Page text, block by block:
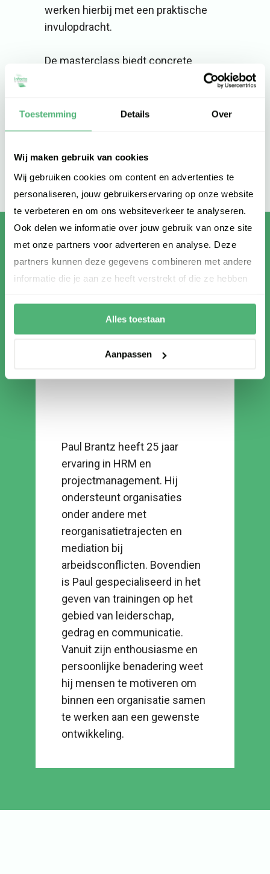
Toestemming Details Over
Wij maken gebruik van cookies
Wij gebruiken cookies om content en advertenties te
personaliseren, jouw gebruikerservaring op onze website
te verbeteren en om ons websiteverkeer te analyseren.
Ook delen we informatie over jouw gebruik van onze site
met onze partners voor adverteren en analyse. Deze
partners kunnen deze gegevens combineren met andere
informatie die je aan ze heeft verstrekt of die ze hebben
Alles toestaan
Aanpassen
werken hierbij met een praktische
invulopdracht.
De masterclass biedt concrete
handvatten om verzuim vanaf dag
pakken.
Gastspreker:
Paul Brantz
Paul Brantz heeft 25 jaar
ervaring in HRM en
projectmanagement. Hij
ondersteunt organisaties
onder andere met
reorganisatietrajecten en
mediation bij
arbeidsconflicten. Bovendien
is Paul gespecialiseerd in het
geven van trainingen op het
gebied van leiderschap,
gedrag en communicatie.
Vanuit zijn enthousiasme en
persoonlijke benadering weet
hij mensen te motiveren om
binnen een organisatie samen
te werken aan een gewenste
ontwikkeling.